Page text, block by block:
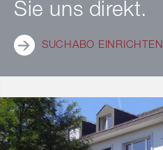
Sie uns direkt.
SUCHABO EINRICHTEN